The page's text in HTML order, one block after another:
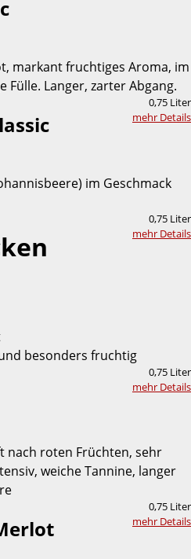
markant fruchtiges Aroma, im
Fülle. Langer, zarter Abgang.
0,75 Liter
mehr Details
im Geschmack
0,75 Liter
mehr Details
besonders fruchtig
0,75 Liter
mehr Details
nach roten Früchten, sehr
weiche Tannine, langer
0,75 Liter
mehr Details